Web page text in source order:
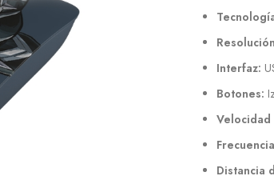
Interfaz:
Botones:
Distancia